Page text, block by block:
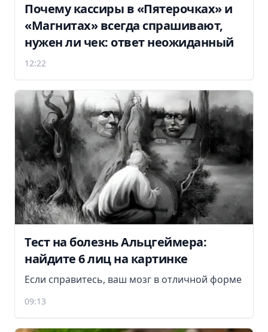
Почему кассиры в «Пятерочках» и
«Магнитах» всегда спрашивают,
нужен ли чек: ответ неожиданный
12:22
Тест на болезнь Альцгеймера:
найдите 6 лиц на картинке
Если справитесь, ваш мозг в отличной форме
09:13